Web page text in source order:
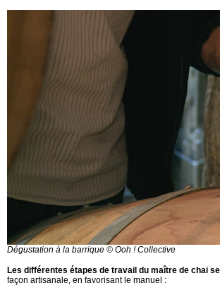
Dégustation à la barrique © Ooh ! Collective
Les différentes étapes de travail du maître de chai
façon artisanale, en favorisant le manuel :